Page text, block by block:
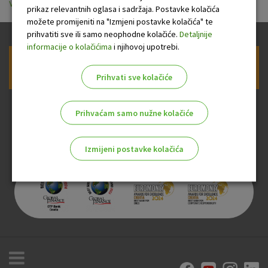
verzija HR_20260601_vkn.pdf
Prijava na newsletter OTP banke
prikaz relevantnih oglasa i sadržaja. Postavke kolačića
možete promijeniti na "Izmjeni postavke kolačića" te
prihvatiti sve ili samo neophodne kolačiće. Detaljnije
informacije o kolačićima i njihovoj upotrebi.
Prihvati sve kolačiće
Prihvaćam samo nužne kolačiće
Izmijeni postavke kolačića